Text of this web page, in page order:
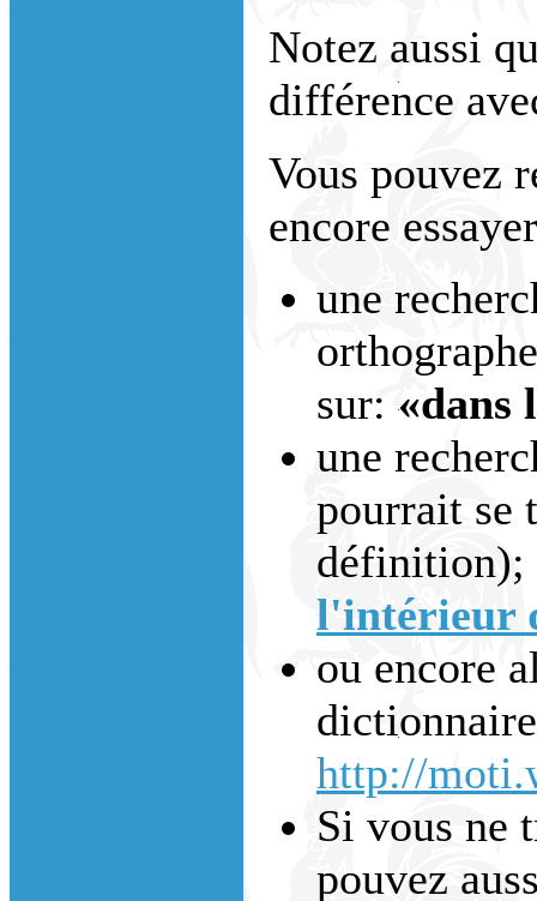
Notez aussi
différence
Vous pouvez
encore
une
sur: «dans
une
pourrait se
définition);
l'intérieur
ou encore
http://
Si vous ne
pouvez